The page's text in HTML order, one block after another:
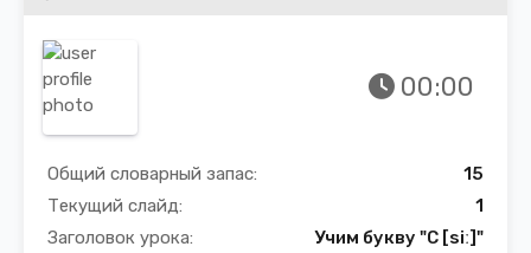
00:00
Общий словарный запас:
15
Текущий слайд:
1
Заголовок урока:
Учим букву "C [siː]"